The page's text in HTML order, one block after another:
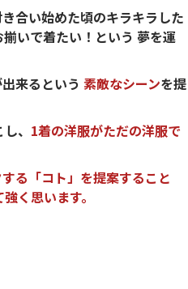
合い始めた頃のキラキラした
いで着たい！という 夢を運
来るという 素敵なシーンを提
、 1着の洋服がただの洋服で
る「コト」を提案すること
く思います。